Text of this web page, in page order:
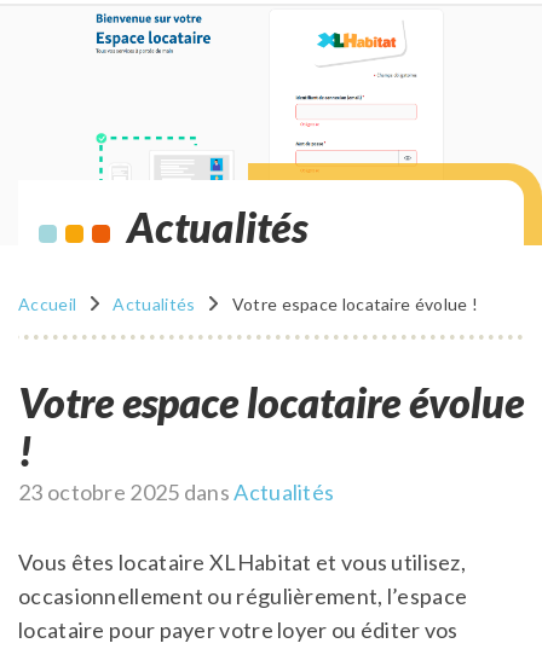
Actualités
Accueil Actualités Votre espace locataire évolue !
Votre espace locataire évolue
!
Publié
23 octobre 2025 dansActualités
Vous êtes locataire XLHabitat et vous utilisez,
occasionnellement ou régulièrement, l’espace
locataire pour payer votre loyer ou éditer vos